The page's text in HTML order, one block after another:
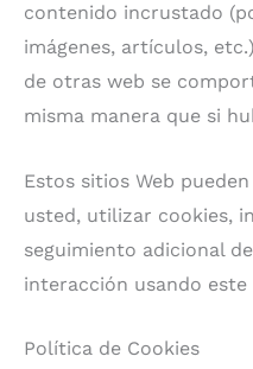
contenido incrustado
imágenes, artículos,
de otras web se
misma manera que si
Estos sitios Web
usted, utilizar cookies,
seguimiento adicional
interacción usando este
Política de Cookies